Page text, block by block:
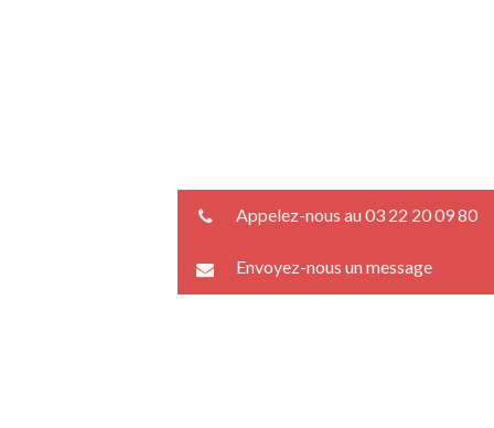
Appelez-nous au 03 22 20 09 80
Envoyez-nous un message